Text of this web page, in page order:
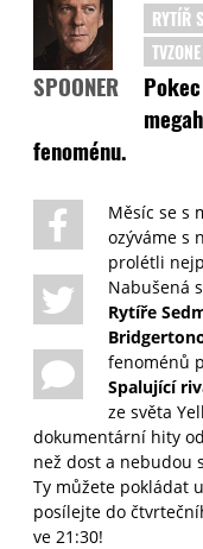
SPOONER
RYTÍŘ
fenoménu.
Měsíc se s
ozýváme s
prolétli
Nabušená
Rytíře
fenoménů
Spalující
ze světa
dokumentární hity
než dost a nebudou
Ty můžete pokládat
posílejte do
ve 21:30!